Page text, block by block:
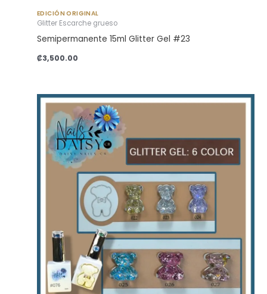
EDICIÓN ORIGINAL
Glitter Escarche grueso
Semipermanente 15ml Glitter Gel #23
₡3,500.00